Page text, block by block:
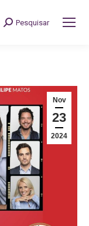
Search:
Pesquisar
Nov
23
2024